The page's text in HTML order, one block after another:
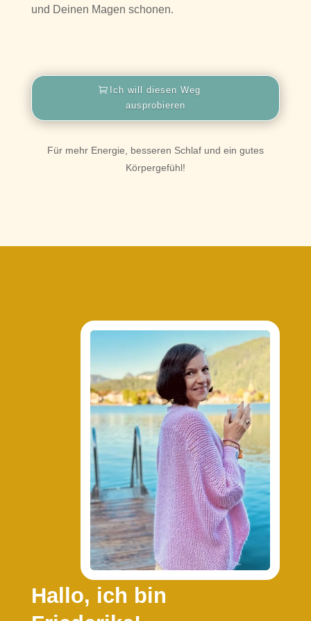
und Deinen Magen schonen.
Ich will diesen Weg
ausprobieren
Für mehr Energie, besseren Schlaf und ein gutes
Körpergefühl!
Hallo, ich bin